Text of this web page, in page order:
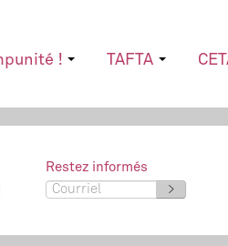
! TAFTA
Restez informés
>